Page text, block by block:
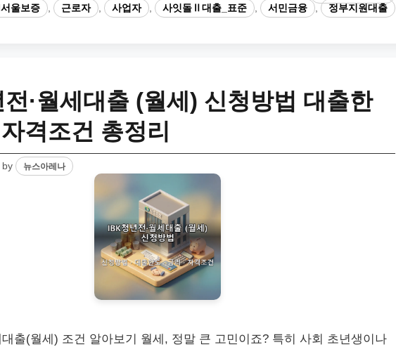
울보증 근로자 사업자 사잇돌Ⅱ대출_표준 서민금융 정부지원대출
·월세대출 (월세) 신청방법 대출한
격조건 총정리
by 뉴스아레나
대출(월세) 조건 알아보기 월세, 정말 큰 고민이죠? 특히 사회 초년생이나